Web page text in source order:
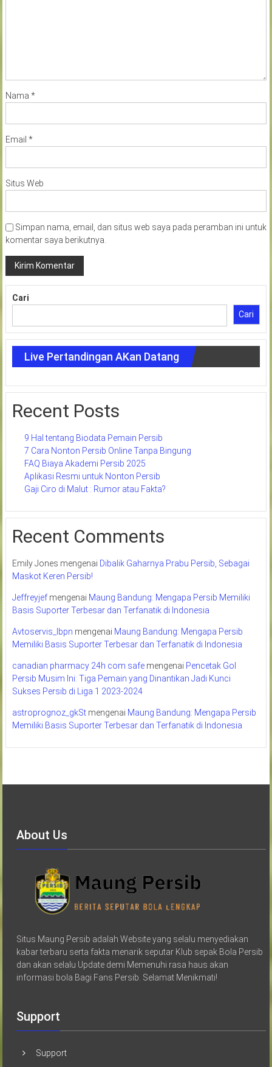
Nama *
Email *
Situs Web
Simpan nama, email, dan situs web saya pada peramban ini untuk
komentar saya berikutnya.
Cari
Cari
Live Pertandingan AKan Datang
Recent Posts
9 Hal tentang Biodata Pemain Persib
7 Cara Nonton Persib Online Tanpa Bingung
FAQ Biaya Akademi Persib 2025
Aplikasi Resmi untuk Nonton Persib
Gaji Ciro di Malut : Rumor atau Fakta?
Recent Comments
Emily Jones mengenai Dibalik Gaharnya Prabu Persib, Sebagai
Maskot Keren Persib!
Jeffreyjefmengenai Maung Bandung: Mengapa Persib Memiliki
Basis Suporter Terbesar dan Terfanatik di Indonesia
Avtoservis_lbpn mengenai Maung Bandung: Mengapa Persib
Memiliki Basis Suporter Terbesar dan Terfanatik di Indonesia
canadian pharmacy 24h com safemengenai Pencetak Gol
Persib Musim Ini: Tiga Pemain yang Dinantikan Jadi Kunci
Sukses Persib di Liga 1 2023-2024
astroprognoz_gkStmengenai Maung Bandung: Mengapa Persib
Memiliki Basis Suporter Terbesar dan Terfanatik di Indonesia
About Us
Situs Maung Persib adalah Website yang selalu menyediakan
kabar terbaru serta fakta menarik seputar Klub sepak Bola Persib
dan akan selalu Update demi Memenuhi rasa haus akan
informasi bola Bagi Fans Persib. Selamat Menikmati!
Support
Support